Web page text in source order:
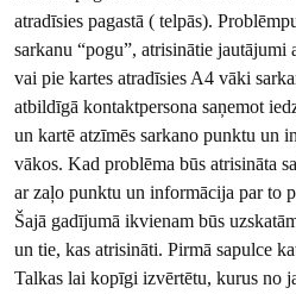
atradīsies pagastā ( telpās).
sarkanu “pogu”, atrisinātie jautājumi
vai pie kartes atradīsies A4 vāki
atbildīgā kontaktpersona saņemot
un kartē atzīmēs sarkano punktu un
vākos. Kad problēma būs atrisināta
ar zaļo punktu un informācija par to
Šajā gadījumā ikvienam būs
un tie, kas atrisināti. Pirmā sapulce
Talkas lai kopīgi izvērtētu, kurus no